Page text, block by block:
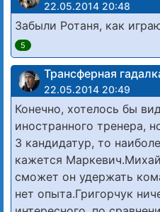
22.05.2014 20:48
Забыли Ротаня, как
5
Трансферная
22.05.2014 20:49
Конечно, хотелось бы
иностранного тренера,
3 кандидатур, то
кажется
сможет он удержать
нет опыта.Григорчук